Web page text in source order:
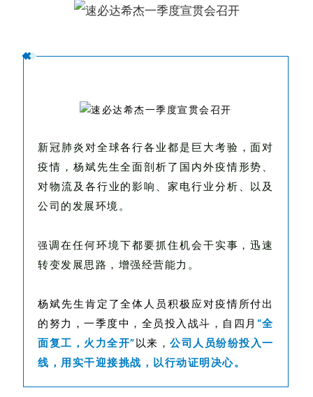
新冠肺炎对全球各行各业都是巨大考验，面对
疫情，杨斌先生全面剖析了国内外疫情形势、
对物流及各行业的影响、家电行业分析、以及
公司的发展环境。
强调在任何环境下都要抓住机会干实事，迅速
转变发展思路，增强经营能力。
杨斌先生肯定了全体人员积极应对疫情所付出
的努力，一季度中，全员投入战斗，自四月 “全
面复工，火力全开” 以来，公司人员纷纷投入一
线，用实干迎接挑战，以行动证明决心。